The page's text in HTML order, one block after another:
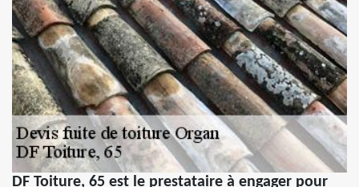
DF Toiture, 65 est le prestataire à engager pour